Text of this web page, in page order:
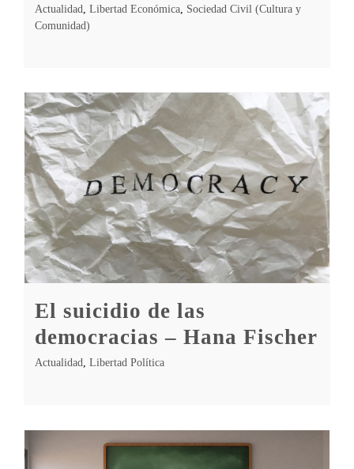
Actualidad, Libertad Económica, Sociedad Civil (Cultura y
Comunidad)
El suicidio de las
democracias – Hana Fischer
Actualidad, Libertad Política